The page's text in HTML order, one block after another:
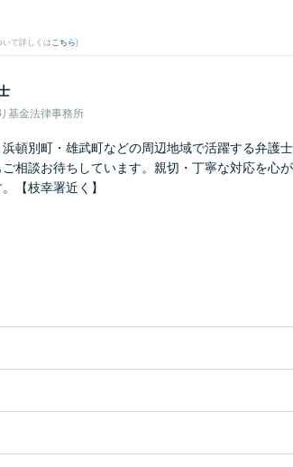
いて詳しくは こちら)
基金法律事務所
浜頓別町・雄武町などの周辺地域で活躍する弁護
相談お待ちしています。親切・丁寧な対応を心
【枝幸署近く】